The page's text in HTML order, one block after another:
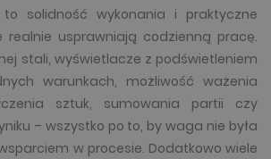
solidność wykonania i praktyczne
realnie usprawniają codzienną pracę.
stali, wyświetlacze z podświetleniem
warunkach, możliwość ważenia
sztuk, sumowania partii czy
– wszystko po to, by waga nie była
w procesie. Dodatkowo wiele